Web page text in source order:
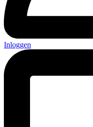
Inloggen